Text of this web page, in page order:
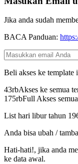
Jika anda sudah
BACA Panduan:
Beli akses ke template
43rbAkses ke semua
175rbFull Akses
List hari libur tahun
Anda bisa ubah /
Hati-hati!, jika anda
ke data awal.